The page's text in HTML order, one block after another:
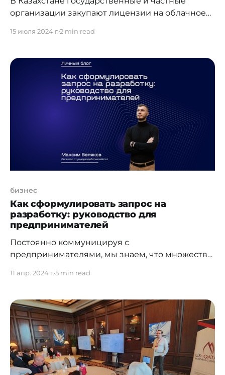
организации закупают лицензии на облачное
статье представим экспертное мнение
портала о тендерах в сфере IT в Казахстане,
анализируя статистику, аналитику, и осветим
актуальные IT-тендеры. Статистика и аналитика
Тендеры в сфере IT в Казахстане являются
15 июля 2024 г.2 min read
бизнес
Как сформулировать запрос на
разработку: руководство для
предпринимателей
Постоянно коммуницируя с
предпринимателями, мы знаем, что множество
только своего, времени на поиск IT-подрядчика:
рассказывают, что на рынке мало спецов,
компании их не понимают и вообще все эти
студии: “фу фу фу”. Решил сделать подробный
мануал для всех
11 апр. 2024 г.5 min read